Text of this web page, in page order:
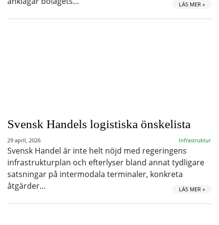
LÄS MER »
Svensk Handels logistiska önskelista
29 april, 2026 Infrastruktur
Svensk Handel är inte helt nöjd med regeringens
infrastrukturplan och efterlyser bland annat tydligare
satsningar på intermodala terminaler, konkreta
åtgärder…
LÄS MER »